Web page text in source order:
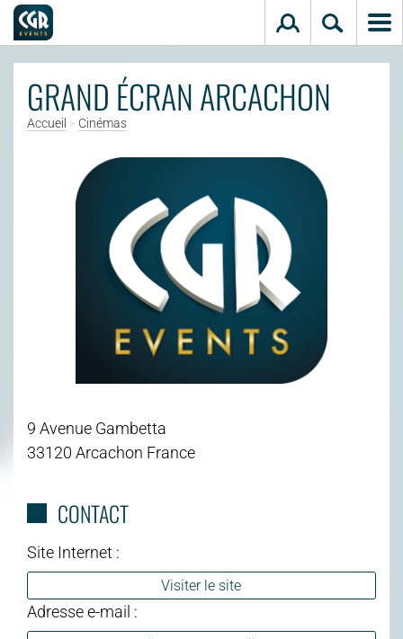
Aller au contenu principal
GRAND ÉCRAN ARCACHON
Accueil > Cinémas
9 Avenue Gambetta
33120 Arcachon France
CONTACT
Site Internet :
Visiter le site
Adresse e-mail :